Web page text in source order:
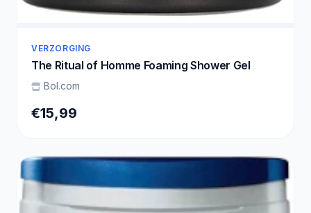
VERZORGING
The Ritual of Homme Foaming Shower Gel
Bol.com
€15,99